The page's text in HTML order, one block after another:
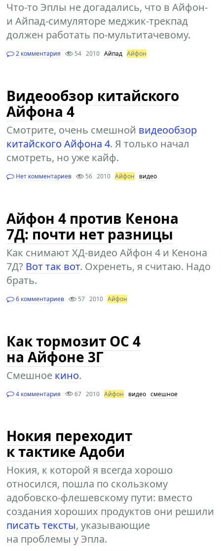
Что-то Эплы не догадались, что в Айфон-
и Айпад-симуляторе меджик-трекпад
должен работать по-мультитачевому.
2 комментария 54 2010 Айпад Айфон
Видеообзор китайского
Айфона 4
Смотрите, очень смешной видеообзор
китайского Айфона 4. Я только начал
смотреть, но уже кайф.
Нет комментариев 56 2010 Айфон видео
Айфон 4 против Кенона
7Д: почти нет разницы
Как снимают ХД-видео Айфон 4 и Кенона
7Д? Вот так вот. Охренеть, я считаю. Надо
брать.
6 комментариев 57 2010 Айфон
Как тормозит ОС 4
на Айфоне 3Г
Смешное кино.
4 комментария 67 2010 Айфон видео смешное
Нокия переходит
к тактике Адоби
Нокия, к которой я всегда хорошо
относился, пошла по скользкому
адобовско-флешевскому пути: вместо
создания хороших продуктов они решили
писать тексты, указывающие
на проблемы у Эпла.